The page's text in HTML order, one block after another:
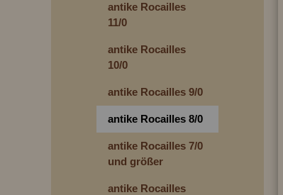
antike Rocailles
11/0
antike Rocailles
10/0
antike Rocailles 9/0
antike Rocailles 8/0
antike Rocailles 7/0
und größer
antike Rocailles